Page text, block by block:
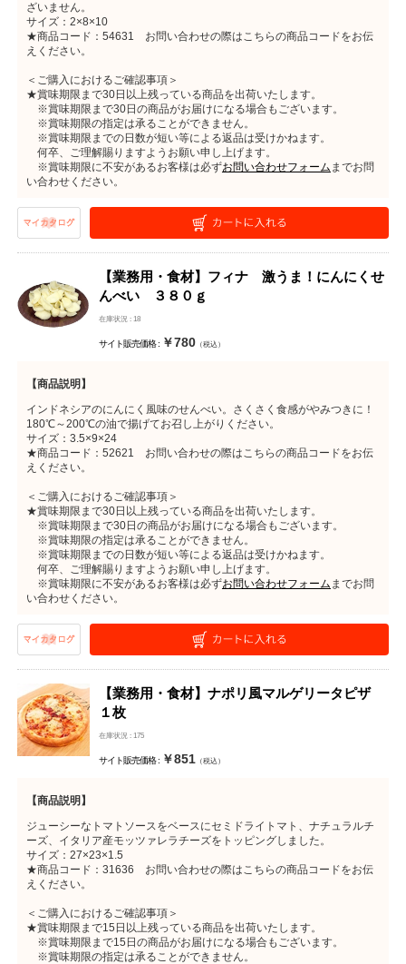
ざいません。
サイズ：2×8×10
★商品コード：54631 お問い合わせの際はこちらの商品コードをお伝
えください。
＜ご購入におけるご確認事項＞
★賞味期限まで30日以上残っている商品を出荷いたします。
※賞味期限まで30日の商品がお届けになる場合もございます。
※賞味期限の指定は承ることができません。
※賞味期限までの日数が短い等による返品は受けかねます。
何卒、ご理解賜りますようお願い申し上げます。
※賞味期限に不安があるお客様は必ずお問い合わせフォーム までお問
い合わせください。
【業務用・食材】フィナ 激うま！にんにくせ
んべい ３８０ｇ
在庫状況 : 18
サイト販売価格 : ￥780（税込）
【商品説明】
インドネシアのにんにく風味のせんべい。さくさく食感がやみつきに！
180℃～200℃の油で揚げてお召し上がりください。
サイズ：3.5×9×24
★商品コード：52621 お問い合わせの際はこちらの商品コードをお伝
えください。
＜ご購入におけるご確認事項＞
★賞味期限まで30日以上残っている商品を出荷いたします。
※賞味期限まで30日の商品がお届けになる場合もございます。
※賞味期限の指定は承ることができません。
※賞味期限までの日数が短い等による返品は受けかねます。
何卒、ご理解賜りますようお願い申し上げます。
※賞味期限に不安があるお客様は必ずお問い合わせフォーム までお問
い合わせください。
【業務用・食材】ナポリ風マルゲリータピザ
１枚
在庫状況 : 175
サイト販売価格 : ￥851（税込）
【商品説明】
ジューシーなトマトソースをベースにセミドライトマト、ナチュラルチ
ーズ、イタリア産モッツァレラチーズをトッピングしました。
サイズ：27×23×1.5
★商品コード：31636 お問い合わせの際はこちらの商品コードをお伝
えください。
＜ご購入におけるご確認事項＞
★賞味期限まで15日以上残っている商品を出荷いたします。
※賞味期限まで15日の商品がお届けになる場合もございます。
※賞味期限の指定は承ることができません。